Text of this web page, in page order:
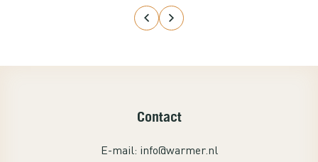
Contact
E-mail: info@warmer.nl